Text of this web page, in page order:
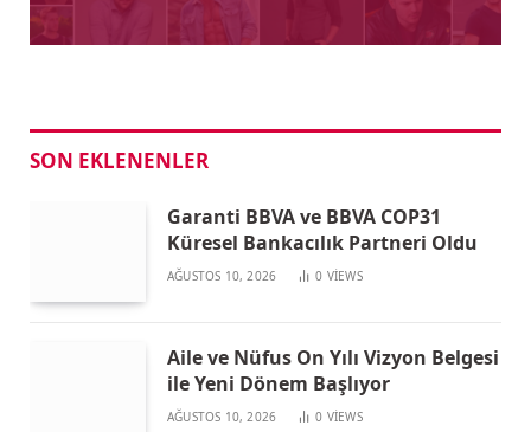
SON EKLENENLER
Garanti BBVA ve BBVA COP31
Küresel Bankacılık Partneri Oldu
AĞUSTOS 10, 2026 0 VIEWS
Aile ve Nüfus On Yılı Vizyon Belgesi
ile Yeni Dönem Başlıyor
AĞUSTOS 10, 2026 0 VIEWS